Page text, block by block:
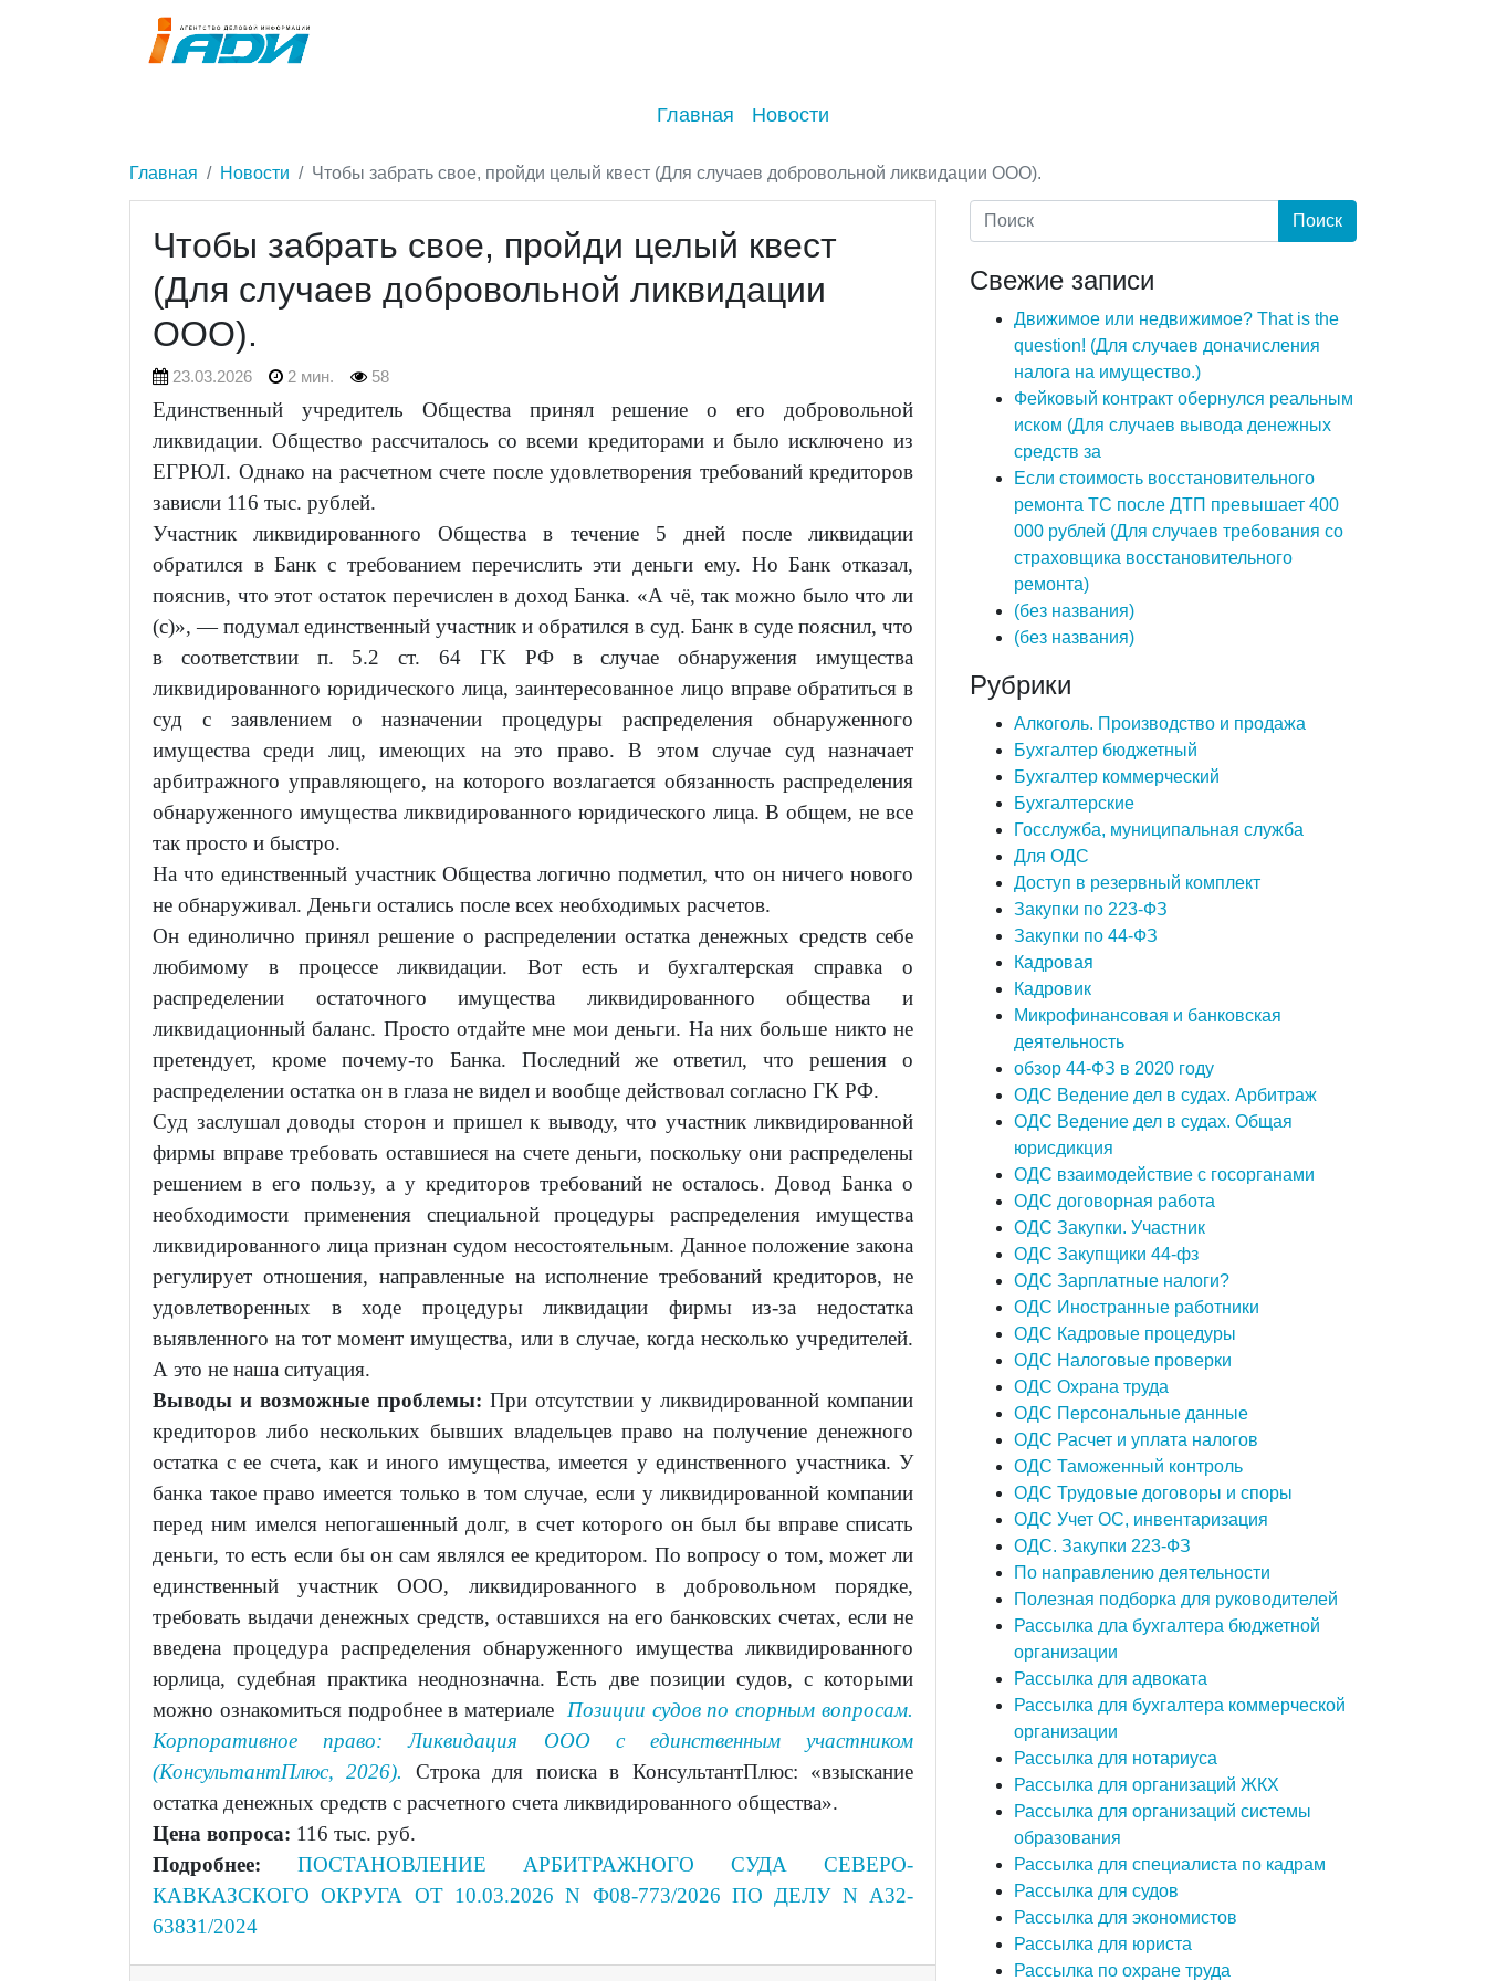
Главная Новости
Главная Новости Чтобы забрать свое, пройди целый квест (Для случаев добровольной ликвидации ООО).
Чтобы забрать свое, пройди целый квест
(Для случаев добровольной ликвидации
ООО).
23.03.2026 2 мин. 58
Единственный учредитель Общества принял решение о его добровольной
ликвидации. Общество рассчиталось со всеми кредиторами и было исключено из
ЕГРЮЛ. Однако на расчетном счете после удовлетворения требований кредиторов
зависли 116 тыс. рублей.
Участник ликвидированного Общества в течение 5 дней после ликвидации
обратился в Банк с требованием перечислить эти деньги ему. Но Банк отказал,
пояснив, что этот остаток перечислен в доход Банка. «А чё, так можно было что ли
(с)», — подумал единственный участник и обратился в суд. Банк в суде пояснил, что
в соответствии п. 5.2 ст. 64 ГК РФ в случае обнаружения имущества
ликвидированного юридического лица, заинтересованное лицо вправе обратиться в
суд с заявлением о назначении процедуры распределения обнаруженного
имущества среди лиц, имеющих на это право. В этом случае суд назначает
арбитражного управляющего, на которого возлагается обязанность распределения
обнаруженного имущества ликвидированного юридического лица. В общем, не все
так просто и быстро.
На что единственный участник Общества логично подметил, что он ничего нового
не обнаруживал. Деньги остались после всех необходимых расчетов.
Он единолично принял решение о распределении остатка денежных средств себе
любимому в процессе ликвидации. Вот есть и бухгалтерская справка о
распределении остаточного имущества ликвидированного общества и
ликвидационный баланс. Просто отдайте мне мои деньги. На них больше никто не
претендует, кроме почему-то Банка. Последний же ответил, что решения о
распределении остатка он в глаза не видел и вообще действовал согласно ГК РФ.
Суд заслушал доводы сторон и пришел к выводу, что участник ликвидированной
фирмы вправе требовать оставшиеся на счете деньги, поскольку они распределены
решением в его пользу, а у кредиторов требований не осталось. Довод Банка о
необходимости применения специальной процедуры распределения имущества
ликвидированного лица признан судом несостоятельным. Данное положение закона
регулирует отношения, направленные на исполнение требований кредиторов, не
удовлетворенных в ходе процедуры ликвидации фирмы из-за недостатка
выявленного на тот момент имущества, или в случае, когда несколько учредителей.
А это не наша ситуация.
Выводы и возможные проблемы: При отсутствии у ликвидированной компании
кредиторов либо нескольких бывших владельцев право на получение денежного
остатка с ее счета, как и иного имущества, имеется у единственного участника. У
банка такое право имеется только в том случае, если у ликвидированной компании
перед ним имелся непогашенный долг, в счет которого он был бы вправе списать
деньги, то есть если бы он сам являлся ее кредитором. По вопросу о том, может ли
единственный участник ООО, ликвидированного в добровольном порядке,
требовать выдачи денежных средств, оставшихся на его банковских счетах, если не
введена процедура распределения обнаруженного имущества ликвидированного
юрлица, судебная практика неоднозначна. Есть две позиции судов, с которыми
можно ознакомиться подробнее в материале Позиции судов по спорным вопросам.
Корпоративное право: Ликвидация ООО с единственным участником
(КонсультантПлюс, 2026).
Строка для поиска в КонсультантПлюс: «взыскание
остатка денежных средств с расчетного счета ликвидированного общества».
Цена вопроса: 116 тыс. руб.
Подробнее: ПОСТАНОВЛЕНИЕ АРБИТРАЖНОГО СУДА СЕВЕРО-
КАВКАЗСКОГО ОКРУГА ОТ 10.03.2026 N Ф08-773/2026 ПО ДЕЛУ N А32-
63831/2024
Свежие записи
Движимое или недвижимое? That is the
question! (Для случаев доначисления
налога на имущество.)
Фейковый контракт обернулся реальным
иском (Для случаев вывода денежных
средств за
Если стоимость восстановительного
ремонта ТС после ДТП превышает 400
000 рублей (Для случаев требования со
страховщика восстановительного
ремонта)
(без названия)
(без названия)
Рубрики
Алкоголь. Производство и продажа
Бухгалтер бюджетный
Бухгалтер коммерческий
Бухгалтерские
Госслужба, муниципальная служба
Для ОДС
Доступ в резервный комплект
Закупки по 223-ФЗ
Закупки по 44-ФЗ
Кадровая
Кадровик
Микрофинансовая и банковская
деятельность
обзор 44-ФЗ в 2020 году
ОДС Ведение дел в судах. Арбитраж
ОДС Ведение дел в судах. Общая
юрисдикция
ОДС взаимодействие с госорганами
ОДС договорная работа
ОДС Закупки. Участник
ОДС Закупщики 44-фз
ОДС Зарплатные налоги?
ОДС Иностранные работники
ОДС Кадровые процедуры
ОДС Налоговые проверки
ОДС Охрана труда
ОДС Персональные данные
ОДС Расчет и уплата налогов
ОДС Таможенный контроль
ОДС Трудовые договоры и споры
ОДС Учет ОС, инвентаризация
ОДС. Закупки 223-ФЗ
По направлению деятельности
Полезная подборка для руководителей
Рассылка дла бухгалтера бюджетной
организации
Рассылка для адвоката
Рассылка для бухгалтера коммерческой
организации
Рассылка для нотариуса
Рассылка для организаций ЖКХ
Рассылка для организаций системы
образования
Рассылка для специалиста по кадрам
Рассылка для судов
Рассылка для экономистов
Рассылка для юриста
Рассылка по охране труда